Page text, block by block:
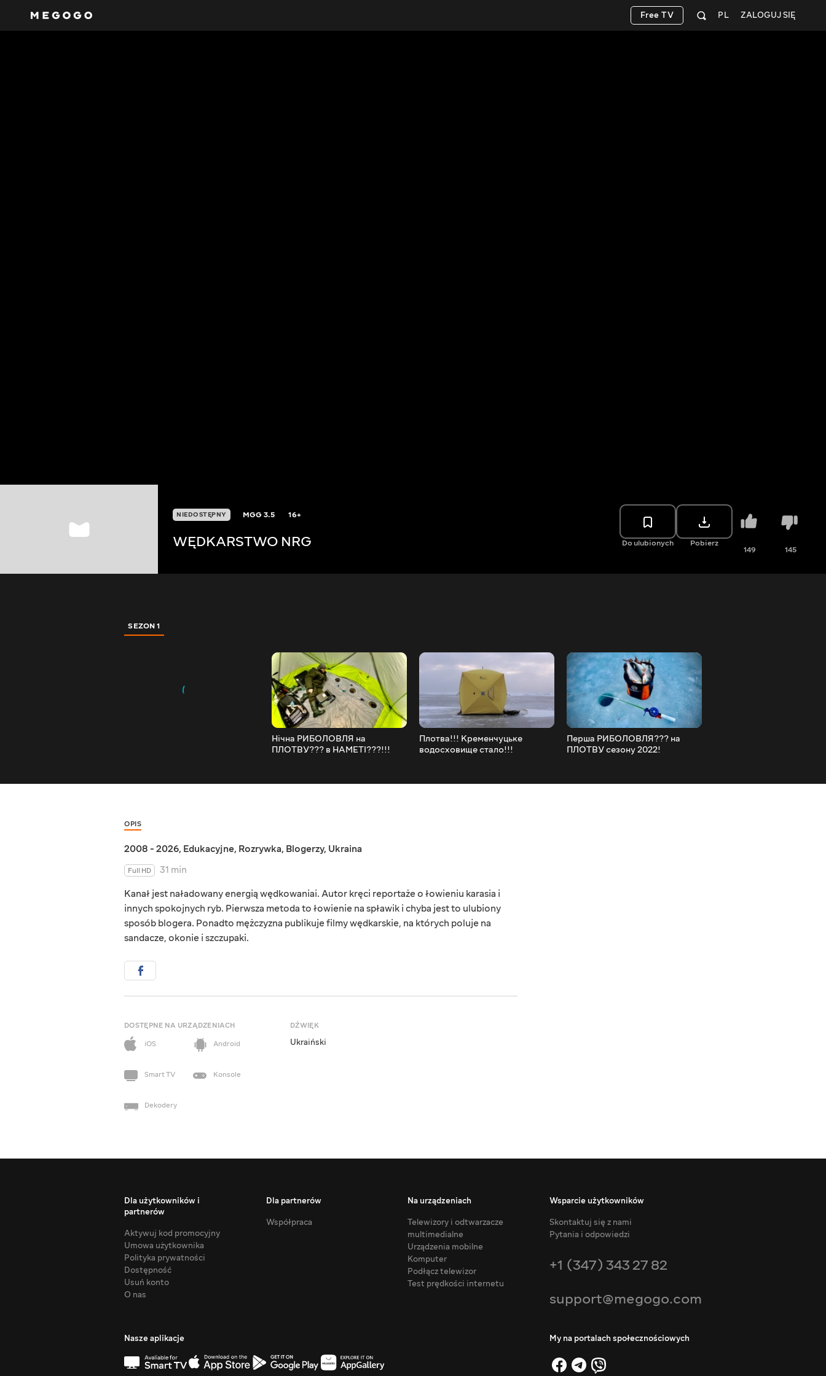
ZALOGUJ SIĘ
PL
Free TV
NIEDOSTĘPNY MGG3.5 16+
WĘDKARSTWO NRG Do ulubionych Pobierz
149 145
SEZON 1
Нічна РИБОЛОВЛЯ на
ПЛОТВУ??? в НАМЕТІ???!!!
Плотва!!! Кременчуцьке
водосховище стало!!!
Перша РИБОЛОВЛЯ??? на
ПЛОТВУ сезону 2022!
OPIS
2008 - 2026, Edukacyjne, Rozrywka, Blogerzy, Ukraina
Full HD
31 min
Kanał jest naładowany energią wędkowaniai. Autor kręci reportaże o łowieniu karasia i
innych spokojnych ryb. Pierwsza metoda to łowienie na spławik i chyba jest to ulubiony
sposób blogera. Ponadto mężczyzna publikuje filmy wędkarskie, na których poluje na
sandacze, okonie i szczupaki.
DOSTĘPNE NA URZĄDZENIACH
iOS
Android
Smart TV Konsole
Dekodery
DŹWIĘK
Ukraiński
Dla użytkowników i
partnerów
Aktywuj kod promocyjny
Umowa użytkownika
Polityka prywatności
Dostępność
Usuń konto
O nas
Dla partnerów
Współpraca
Na urządzeniach
Telewizory i odtwarzacze
multimedialne
Urządzenia mobilne
Komputer
Podłącz telewizor
Test prędkości internetu
Wsparcie użytkowników
Skontaktuj się z nami
Pytania i odpowiedzi
+1 (347) 343 27 82
support@megogo.com
Nasze aplikacje My na portalach społecznościowych